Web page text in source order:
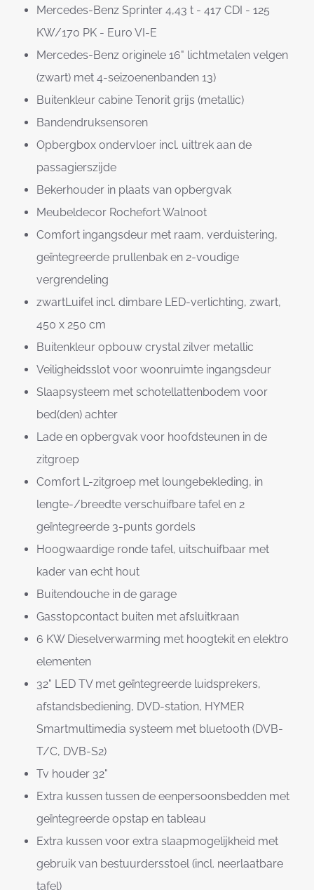
Mercedes-Benz Sprinter 4,43 t - 417 CDI - 125
KW/170 PK - Euro VI-E
Mercedes-Benz originele 16" lichtmetalen velgen
(zwart) met 4-seizoenenbanden 13)
Buitenkleur cabine Tenorit grijs (metallic)
Bandendruksensoren
Opbergbox ondervloer incl. uittrek aan de
passagierszijde
Bekerhouder in plaats van opbergvak
Meubeldecor Rochefort Walnoot
Comfort ingangsdeur met raam, verduistering,
geïntegreerde prullenbak en 2-voudige
vergrendeling
zwartLuifel incl. dimbare LED-verlichting, zwart,
450 x 250 cm
Buitenkleur opbouw crystal zilver metallic
Veiligheidsslot voor woonruimte ingangsdeur
Slaapsysteem met schotellattenbodem voor
bed(den) achter
Lade en opbergvak voor hoofdsteunen in de
zitgroep
Comfort L-zitgroep met loungebekleding, in
lengte-/breedte verschuifbare tafel en 2
geïntegreerde 3-punts gordels
Hoogwaardige ronde tafel, uitschuifbaar met
kader van echt hout
Buitendouche in de garage
Gasstopcontact buiten met afsluitkraan
6 KW Dieselverwarming met hoogtekit en elektro
elementen
32" LED TV met geïntegreerde luidsprekers,
afstandsbediening, DVD-station, HYMER
Smartmultimedia systeem met bluetooth (DVB-
T/C, DVB-S2)
Tv houder 32"
Extra kussen tussen de eenpersoonsbedden met
geïntegreerde opstap en tableau
Extra kussen voor extra slaapmogelijkheid met
gebruik van bestuurdersstoel (incl. neerlaatbare
tafel)